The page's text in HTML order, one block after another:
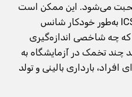
صحبت می‌شود. این ممکن است
این برداشت را ایجاد کند که ICSI به‌طور خودکار شانس
که چه شاخصی اندازه‌گیری
تخمک در آزمایشگاه به
بارداری بالینی و تولد